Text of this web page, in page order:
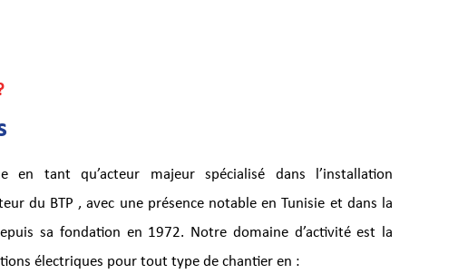
en tant qu’acteur majeur spécialisé dans l’installation
du BTP , avec une présence notable en Tunisie et dans la
sa fondation en 1972. Notre domaine d’activité est la
électriques pour tout type de chantier en :